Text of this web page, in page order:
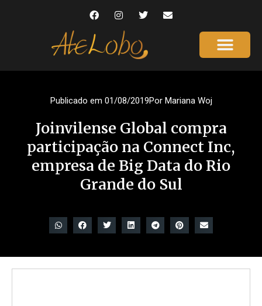
Publicado em 01/08/2019PorMariana Woj
Joinvilense Global compra
participação na Connect Inc,
empresa de Big Data do Rio
Grande do Sul